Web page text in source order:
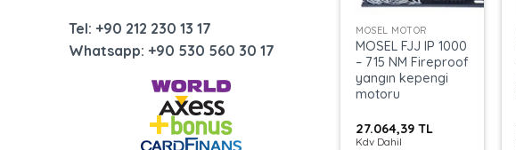
Tel: +90 212 230 13 17
Whatsapp: +90 530 560 30 17
MOSEL MOTOR
MOSEL FJJ IP 1000
– 715 NM Fireproof
yangın kepengi
motoru
27.064,39TL
Kdv Dahil